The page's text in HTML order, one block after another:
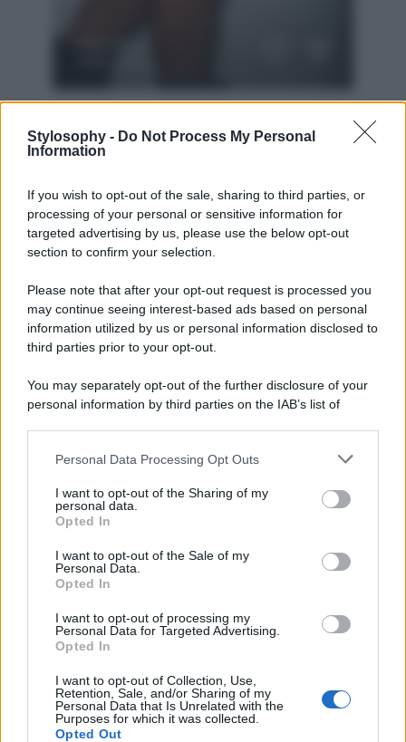
Stylosophy - Do Not Process My Personal
Information
If you wish to opt-out of the sale, sharing to third parties, or
processing of your personal or sensitive information for
targeted advertising by us, please use the below opt-out
section to confirm your selection.
Please note that after your opt-out request is processed you
may continue seeing interest-based ads based on personal
information utilized by us or personal information disclosed to
third parties prior to your opt-out.
You may separately opt-out of the further disclosure of your
personal information by third parties on the IAB’s list of
This information may also be disclosed by us to third parties
disclose it to other third parties.
Please note that this website/app uses one or more Google
services and may gather and store information including but
not limited to your visit or usage behaviour. You may click to
grant or deny consent to Google and its third-party tags to
consent section.
Personal Data Processing Opt Outs
I want to opt-out of the Sharing of my
personal data.
Opted In
I want to opt-out of the Sale of my
Personal Data.
Opted In
I want to opt-out of processing my
Personal Data for Targeted Advertising.
Opted In
I want to opt-out of Collection, Use,
Retention, Sale, and/or Sharing of my
Personal Data that Is Unrelated with the
Purposes for which it was collected.
Opted Out
un qualcosa di più sexy, femminile e audace, indossando
un body nero con dettagli in pizzo ed effetto vedo-non
vedoe reggiseno a triangolo con maxi scollatura. A
completare il suo travestimento da ‘coniglietta di Playboy’
un paio di stivali cuissardes in pelle nera e una maschera
orecchie da coniglietta. E per finire, capelli lisci e sciolti e
un velo di lucidalabbra trasparente sulle labbra. Un look
sexy e femminile per non passare inosservati nella notte
di Halloween!
Leggi anche
Casa